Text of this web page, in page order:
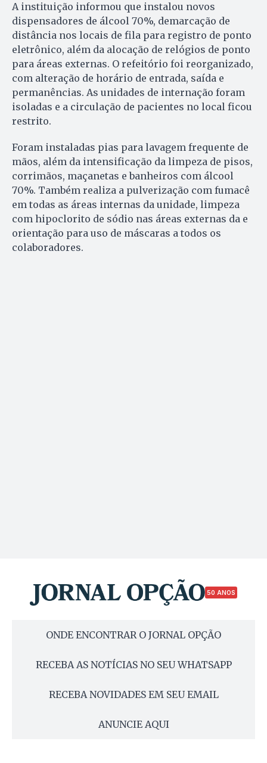
A instituição informou que instalou novos
dispensadores de álcool 70%, demarcação de
distância nos locais de fila para registro de ponto
eletrônico, além da alocação de relógios de ponto
para áreas externas. O refeitório foi reorganizado,
com alteração de horário de entrada, saída e
permanências. As unidades de internação foram
isoladas e a circulação de pacientes no local ficou
restrito.
Foram instaladas pias para lavagem frequente de
mãos, além da intensificação da limpeza de pisos,
corrimãos, maçanetas e banheiros com álcool
70%. Também realiza a pulverização com fumacê
em todas as áreas internas da unidade, limpeza
com hipoclorito de sódio nas áreas externas da e
orientação para uso de máscaras a todos os
colaboradores.
50 ANOS
ONDE ENCONTRAR O JORNAL OPÇÃO
RECEBA AS NOTÍCIAS NO SEU WHATSAPP
RECEBA NOVIDADES EM SEU EMAIL
ANUNCIE AQUI